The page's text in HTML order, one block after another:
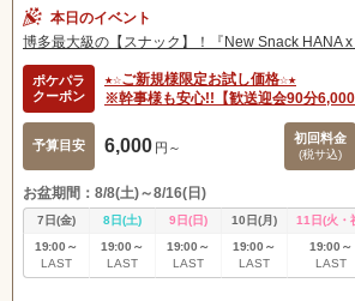
本日のイベント
博多最大級の【スナック】！『New Snack HANA x
ポケパラ
クーポン
★☆ご新規様限定お試し価格☆★
※幹事様も安心!!【歓送迎会90分6,000
予算目安 6,000 円～
初回料金
(税サ込)
お盆期間：8/8(土)～8/16(日)
7日(金) 8日(土) 9日(日) 10日(月) 11日(火・
19:00～
LAST
19:00～
LAST
19:00～
LAST
19:00～
LAST
19:00～
LAST